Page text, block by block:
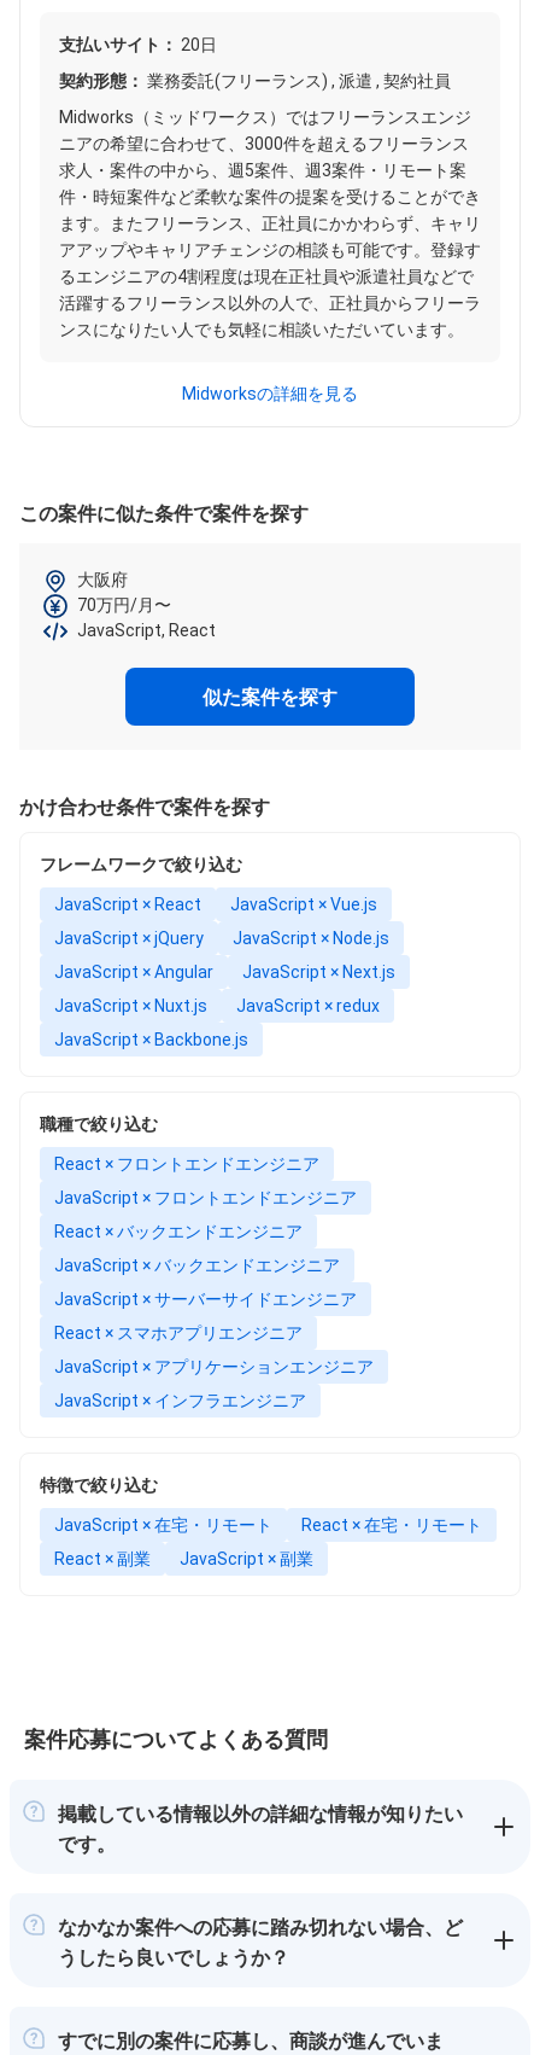
支払いサイト： 20日
契約形態： 業務委託(フリーランス) , 派遣 , 契約社員
Midworks（ミッドワークス）ではフリーランスエンジ
ニアの希望に合わせて、3000件を超えるフリーランス
求人・案件の中から、週5案件、週3案件・リモート案
件・時短案件など柔軟な案件の提案を受けることができ
ます。またフリーランス、正社員にかかわらず、キャリ
アアップやキャリアチェンジの相談も可能です。登録す
るエンジニアの4割程度は現在正社員や派遣社員などで
活躍するフリーランス以外の人で、正社員からフリーラ
ンスになりたい人でも気軽に相談いただいています。
Midworksの詳細を見る
この案件に似た条件で案件を探す
大阪府
70万円/月〜
JavaScript, React
似た案件を探す
かけ合わせ条件で案件を探す
フレームワークで絞り込む
JavaScript × React
JavaScript × Vue.js
JavaScript × jQuery
JavaScript × Node.js
JavaScript × Angular
JavaScript × Next.js
JavaScript × Nuxt.js
JavaScript × redux
JavaScript × Backbone.js
職種で絞り込む
React × フロントエンドエンジニア
JavaScript × フロントエンドエンジニア
React × バックエンドエンジニア
JavaScript × バックエンドエンジニア
JavaScript × サーバーサイドエンジニア
React × スマホアプリエンジニア
JavaScript × アプリケーションエンジニア
JavaScript × インフラエンジニア
特徴で絞り込む
JavaScript × 在宅・リモート
React × 在宅・リモート
React × 副業
JavaScript × 副業
案件応募についてよくある質問
掲載している情報以外の詳細な情報が知りたい
です。
なかなか案件への応募に踏み切れない場合、ど
うしたら良いでしょうか？
すでに別の案件に応募し、商談が進んでいま